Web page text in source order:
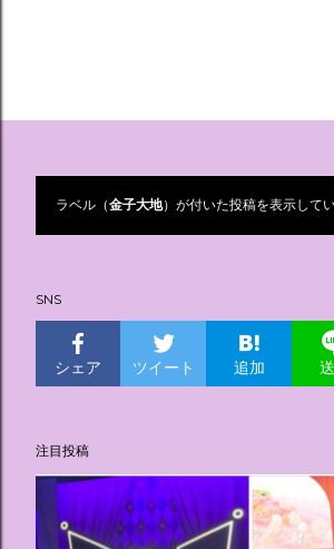
投ラベル（金子大地）が付いた投稿を表示して
SNS
シェア ツイート 追加
注目投稿